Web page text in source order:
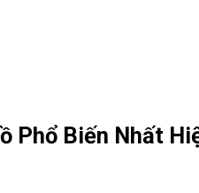
Phổ Biến Nhất